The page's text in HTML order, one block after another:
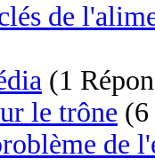
de
(1
le trône (6
de